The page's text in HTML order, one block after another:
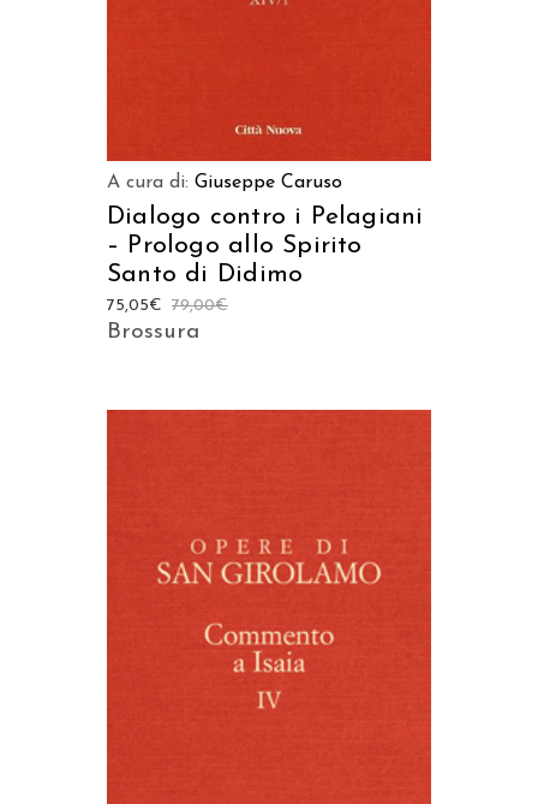
A cura di: Giuseppe Caruso
Dialogo contro i Pelagiani
– Prologo allo Spirito
Santo di Didimo
79,00€
75,05€
Brossura
AGGIUNGI AL CARRELLO